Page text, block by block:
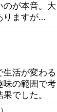
のが本音。大
りますが...
生活が変わる
味の範囲で考
でした。